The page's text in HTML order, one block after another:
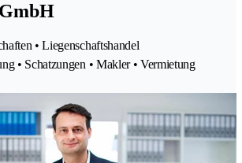
• Liegenschaftshandel
• Schatzungen • Makler • Vermietung